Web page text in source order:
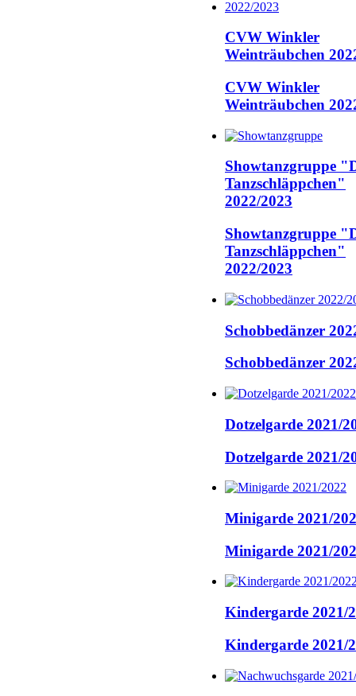
CVW Winkler
Weinträubchen
CVW Winkler
Weinträubchen
Showtanzgruppe
Tanzschläppchen"
2022/2023
Showtanzgruppe
Tanzschläppchen"
2022/2023
Schobbedänzer
Schobbedänzer
Dotzelgarde 2021/
Dotzelgarde 2021/
Minigarde 2021/
Minigarde 2021/
Kindergarde 2021/
Kindergarde 2021/